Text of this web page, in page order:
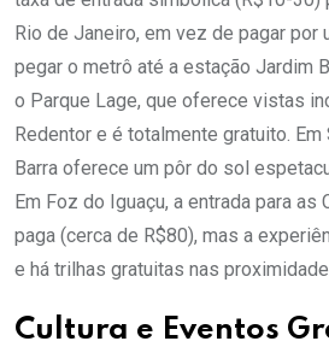
Rio de Janeiro, em vez de pagar por
pegar o metrô até a estação Jardim
o Parque Lage, que oferece vistas
Redentor e é totalmente gratuito. Em
Barra oferece um pôr do sol
Em Foz do Iguaçu, a entrada para as
paga (cerca de R$80), mas a
e há trilhas gratuitas nas
Cultura e Eventos